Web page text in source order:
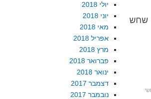
שחש
יולי 2018
יוני 2018
מאי 2018
אפריל 2018
מרץ 2018
פברואר 2018
ינואר 2018
דצמבר 2017
נובמבר 2017